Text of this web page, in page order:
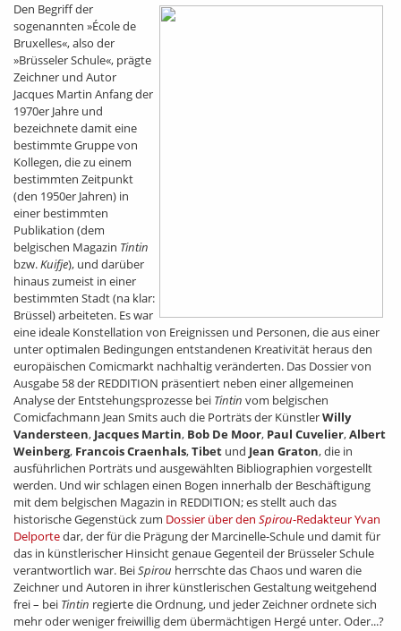
Den Begriff der
sogenannten »École de
Bruxelles«, also der
»Brüsseler Schule«, prägte
Zeichner und Autor
Jacques Martin Anfang der
1970er Jahre und
bezeichnete damit eine
bestimmte Gruppe von
Kollegen, die zu einem
bestimmten Zeitpunkt
(den 1950er Jahren) in
einer bestimmten
Publikation (dem
belgischen Magazin Tintin
bzw.Kuifje), und darüber
hinaus zumeist in einer
bestimmten Stadt (na klar:
Brüssel) arbeiteten. Es war
eine ideale Konstellation von Ereignissen und Personen, die aus einer
unter optimalen Bedingungen entstandenen Kreativität heraus den
europäischen Comicmarkt nachhaltig veränderten. Das Dossier von
Ausgabe 58 der REDDITION präsentiert neben einer allgemeinen
Analyse der Entstehungsprozesse bei Tintin vom belgischen
Comicfachmann Jean Smits auch die Porträts der KünstlerWilly
Vandersteen, Jacques Martin, Bob De Moor, Paul Cuvelier,Albert
Weinberg, Francois Craenhals,Tibet und Jean Graton, die in
ausführlichen Porträts und ausgewählten Bibliographien vorgestellt
werden. Und wir schlagen einen Bogen innerhalb der Beschäftigung
mit dem belgischen Magazin in REDDITION; es stellt auch das
historische Gegenstück zum Dossier über den Spirou-Redakteur Yvan
Delportedar, der für die Prägung der Marcinelle-Schule und damit für
das in künstlerischer Hinsicht genaue Gegenteil der Brüsseler Schule
verantwortlich war. BeiSpirou herrschte das Chaos und waren die
Zeichner und Autoren in ihrer künstlerischen Gestaltung weitgehend
frei – bei Tintin regierte die Ordnung, und jeder Zeichner ordnete sich
mehr oder weniger freiwillig dem übermächtigen Hergé unter. Oder...?